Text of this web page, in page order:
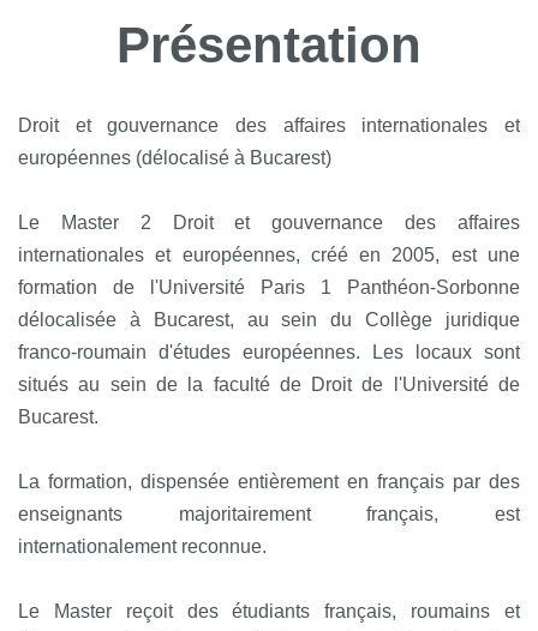
Présentation
Droit et gouvernance des affaires internationales et
européennes (délocalisé à Bucarest)
Le Master 2 Droit et gouvernance des affaires
internationales et européennes, créé en 2005, est une
formation de l'Université Paris 1 Panthéon-Sorbonne
délocalisée à Bucarest, au sein du Collège juridique
franco-roumain d'études européennes. Les locaux sont
situés au sein de la faculté de Droit de l'Université de
Bucarest.
La formation, dispensée entièrement en français par des
enseignants majoritairement français, est
internationalement reconnue.
Le Master reçoit des étudiants français, roumains et